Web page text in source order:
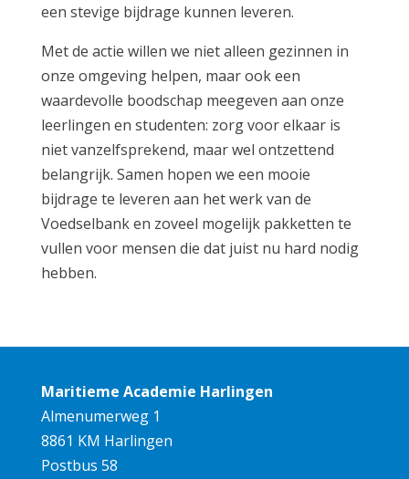
een stevige bijdrage kunnen leveren.
Met de actie willen we niet alleen gezinnen in
onze omgeving helpen, maar ook een
waardevolle boodschap meegeven aan onze
leerlingen en studenten: zorg voor elkaar is
niet vanzelfsprekend, maar wel ontzettend
belangrijk. Samen hopen we een mooie
bijdrage te leveren aan het werk van de
Voedselbank en zoveel mogelijk pakketten te
vullen voor mensen die dat juist nu hard nodig
hebben.
Maritieme Academie Harlingen
Almenumerweg 1
8861 KM Harlingen
Postbus 58